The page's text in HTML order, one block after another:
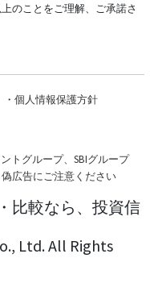
のことをご理解、ご承諾さ
・ 個人情報保護方針
トグループ、SBIグループ
広告にご注意ください
比較なら、投資信
Ltd. All Rights